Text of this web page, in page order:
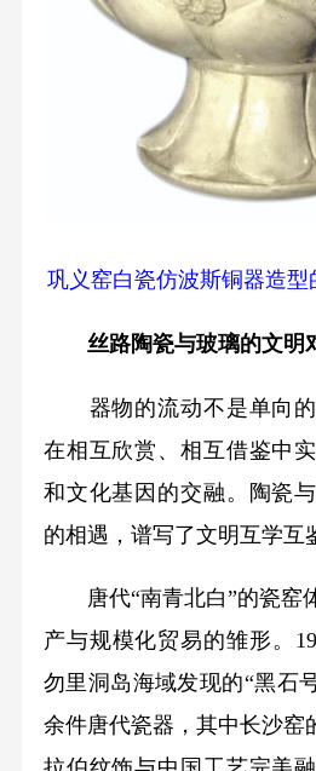
巩义窑白瓷仿波斯铜器造型
丝路陶瓷与玻璃的文明
器物的流动不是单向的
在相互欣赏、相互借鉴中
和文化基因的交融。陶瓷
的相遇，谱写了文明互学互
唐代“南青北白”的瓷窑
产与规模化贸易的雏形。
勿里洞岛海域发现的“黑石
余件唐代瓷器，其中长沙窑